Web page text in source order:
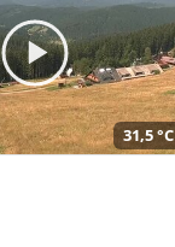
31,5 °C